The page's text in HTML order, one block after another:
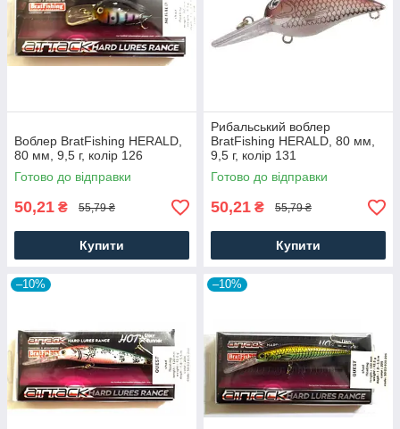
Воблер BratFishing HERALD,
80 мм, 9,5 г, колір 126
Готово до відправки
50,21 ₴ 55,79 ₴
Купити
Рибальський воблер
BratFishing HERALD, 80 мм,
9,5 г, колір 131
Готово до відправки
50,21 ₴ 55,79 ₴
Купити
–10% –10%